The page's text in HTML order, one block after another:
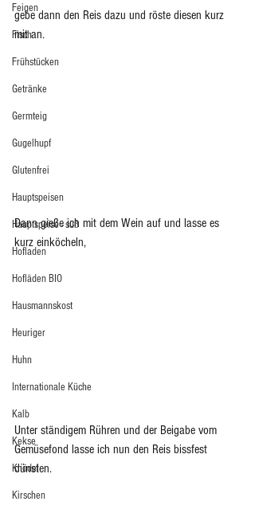
Feigen
Fisch
Frühstücken
Getränke
Germteig
Gugelhupf
Glutenfrei
Hauptspeisen
Hauptspeise - süß
Hofladen
Hofläden BIO
Hausmannskost
Heuriger
Huhn
Internationale Küche
Kalb
Kekse
Knödel
Kirschen
gebe dann den Reis dazu und röste diesen kurz
mit an.
Dann gieße ich mit dem Wein auf und lasse es
kurz einköcheln,
Unter ständigem Rühren und der Beigabe vom
Gemüsefond lasse ich nun den Reis bissfest
dünsten.